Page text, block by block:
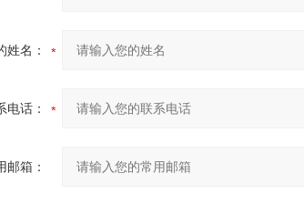
姓名：
电话：
邮箱：